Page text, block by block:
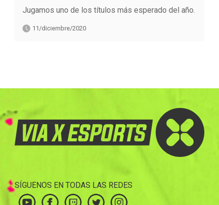
Jugamos uno de los títulos más esperado del año.
11/diciembre/2020
SÍGUENOS EN TODAS LAS REDES